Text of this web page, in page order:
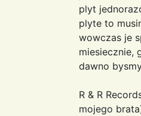
plyt
plyte to
wowczas je
miesiecznie,
dawno
R & R
mojego